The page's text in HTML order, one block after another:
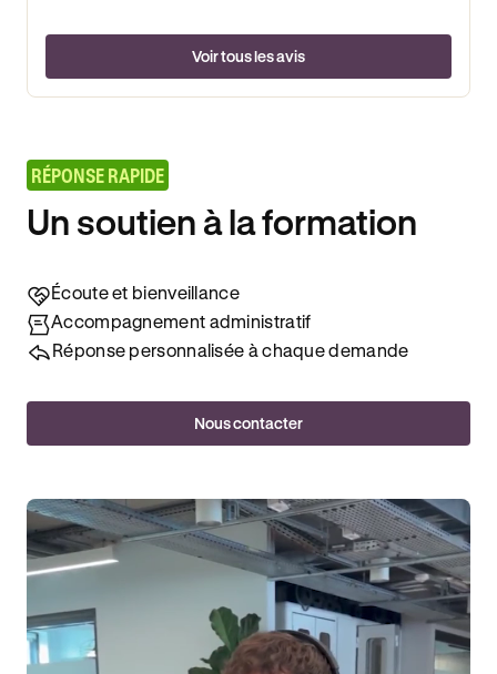
Voir tous les avis
RÉPONSE RAPIDE
Un soutien à la formation
Écoute et bienveillance
Accompagnement administratif
Réponse personnalisée à chaque demande
Nous contacter